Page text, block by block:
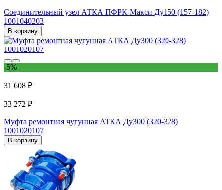
Соединительный узел АТКА ПФРК-Макси Ду150 (157-182)
1001040203
В корзину
-5%
31 608 ₽
33 272 ₽
Муфта ремонтная чугунная АТКА Ду300 (320-328)
1001020107
В корзину